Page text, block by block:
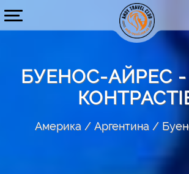
БУЕНОС-АЙРЕС -
Америка Аргентина